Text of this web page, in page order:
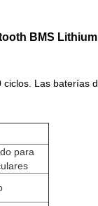
BMS
Las
para